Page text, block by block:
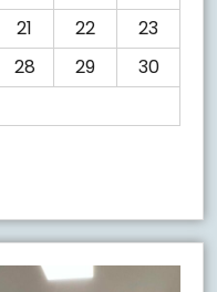
21 22
23
28 29
30